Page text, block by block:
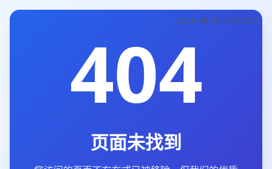
2026-08-09 14:37:54
404
页面未找到